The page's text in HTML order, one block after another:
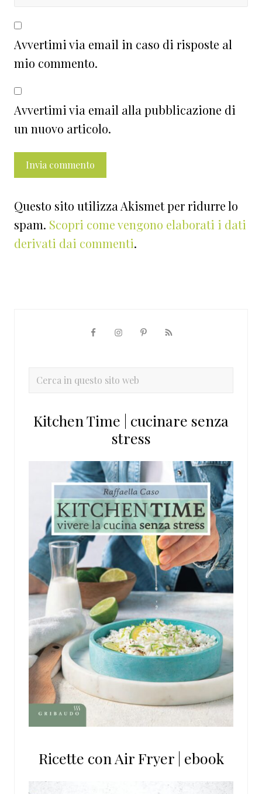
Avvertimi via email in caso di risposte al
mio commento.
Avvertimi via email alla pubblicazione di
un nuovo articolo.
Questo sito utilizza Akismet per ridurre lo
spam. Scopri come vengono elaborati i dati
derivati dai commenti.
primaria
Cerca
sito
Kitchen Time | cucinare senza
stress
Ricette con Air Fryer | ebook